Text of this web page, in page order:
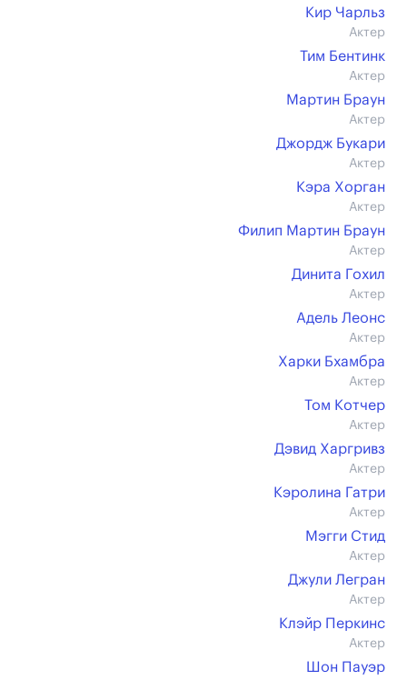
Кир Чарльз
Актер
Тим Бентинк
Актер
Мартин Браун
Актер
Джордж Букари
Актер
Кэра Хорган
Актер
Филип Мартин Браун
Актер
Динита Гохил
Актер
Адель Леонс
Актер
Харки Бхамбра
Актер
Том Котчер
Актер
Дэвид Харгривз
Актер
Кэролина Гатри
Актер
Мэгги Стид
Актер
Джули Легран
Актер
Клэйр Перкинс
Актер
Шон Пауэр